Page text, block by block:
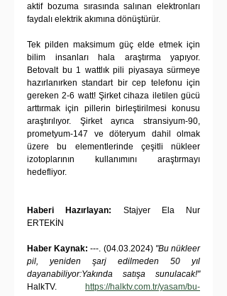
aktif bozuma sırasında salınan elektronları
faydalı elektrik akımına dönüştürür.
Tek pilden maksimum güç elde etmek için
bilim insanları hala araştırma yapıyor.
Betovalt bu 1 wattlık pili piyasaya sürmeye
hazırlanırken standart bir cep telefonu için
gereken 2-6 watt! Şirket cihaza iletilen gücü
arttırmak için pillerin birleştirilmesi konusu
araştırılıyor. Şirket ayrıca stransiyum-90,
prometyum-147 ve döteryum dahil olmak
üzere bu elementlerinde çeşitli nükleer
izotoplarının kullanımını araştırmayı
hedefliyor.
Haberi Hazırlayan: Stajyer Ela Nur
ERTEKİN
Haber Kaynak: ---. (04.03.2024) "Bu nükleer
pil, yeniden şarj edilmeden 50 yıl
dayanabiliyor:Yakında satışa sunulacak!"
HalkTV.
https://halktv.com.tr/yasam/bu-